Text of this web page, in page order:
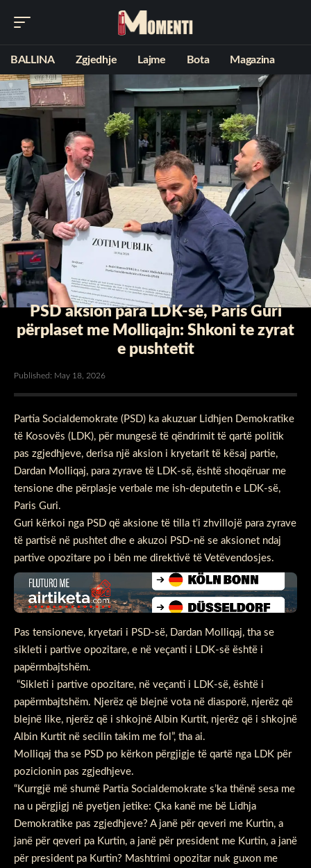
BALLINA Zgjedhje Lajme Bota Magazina
PSD aksion para LDK-së, Paris Guri
përplaset me Molliqajn: Shkoni te zyrat
e pushtetit
Published: May 18, 2026
Partia Socialdemokrate (PSD) ka akuzuar Lidhjen Demokratike
të Kosovës (LDK), për mungesë të qëndrimit të qartë politik
pas zgjedhjeve, derisa një aksion i kryetarit të kësaj partie,
Dardan Molliqaj, para zyrave të LDK-së, është shoqëruar me
tensione dhe përplasje verbale me ish-deputetin e LDK-së,
Paris Guri.
Guri kërkoi nga PSD që aksione të tilla t’i zhvillojë para zyrave
të partisë në pushtet dhe e akuzoi PSD-në se aksionet ndaj
partive opozitare po i bën me direktivë të Vetëvendosjes.
Pas tensioneve, kryetari i PSD-së, Dardan Molliqaj, tha se
sikleti i partive opozitare, e në veçanti i LDK-së është i
papërmbajtshëm.
“Sikleti i partive opozitare, në veçanti i LDK-së, është i
papërmbajtshëm. Njerëz që blejnë vota në diasporë, njerëz që
blejnë like, njerëz që i shkojnë Albin Kurtit, njerëz që i shkojnë
Albin Kurtit në secilin takim me fol”, tha ai.
Molliqaj tha se PSD po kërkon përgjigje të qartë nga LDK për
pozicionin pas zgjedhjeve.
“Kurrgjë më shumë Partia Socialdemokrate s’ka thënë sesa me
na u përgjigj në pyetjen jetike: Çka kanë me bë Lidhja
Demokratike pas zgjedhjeve? A janë për qeveri me Kurtin, a
janë për qeveri pa Kurtin, a janë për president me Kurtin, a janë
për president pa Kurtin? Mashtrimi opozitar nuk guxon me